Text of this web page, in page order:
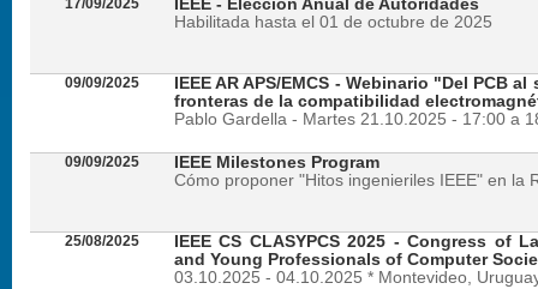
17/09/2025
IEEE - Elección Anual de Autoridades
Habilitada hasta el 01 de octubre de 2025
09/09/2025
IEEE AR APS/EMCS - Webinario "Del PCB
fronteras de la compatibilidad
Pablo Gardella - Martes 21.10.2025 - 17:00 a
09/09/2025
IEEE Milestones Program
Cómo proponer "Hitos ingenieriles IEEE" en la
25/08/2025
IEEE CS CLASYPCS 2025 - Congress of
and Young Professionals of Computer
03.10.2025 - 04.10.2025 * Montevideo,